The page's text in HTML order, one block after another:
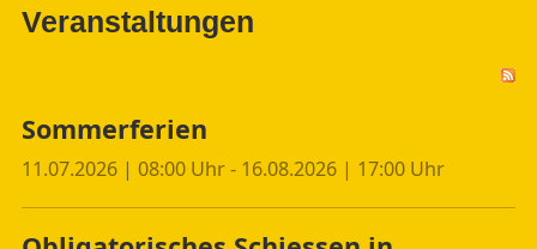
Veranstaltungen
Sommerferien
11.07.2026 | 08:00 Uhr - 16.08.2026 | 17:00 Uhr